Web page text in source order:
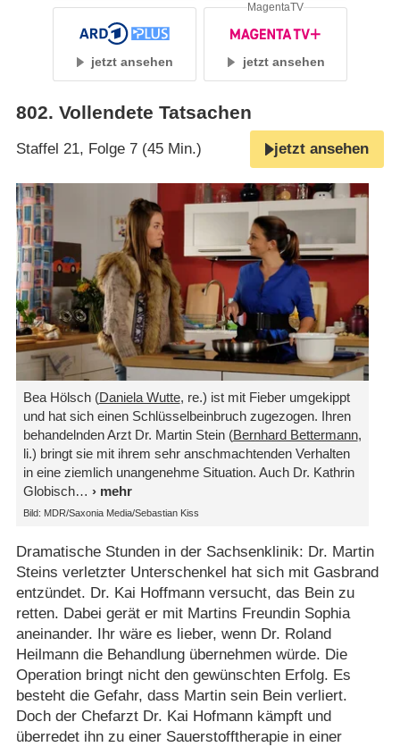
jetzt ansehen jetzt ansehen
MagentaTV
802. Vollendete Tatsachen
Staffel 21, Folge 7 (45 Min.) jetzt ansehen
Bea Hölsch (Daniela Wutte, re.) ist mit Fieber umgekippt
und hat sich einen Schlüsselbeinbruch zugezogen. Ihren
behandelnden Arzt Dr. Martin Stein (Bernhard Bettermann,
li.) bringt sie mit ihrem sehr anschmachtenden Verhalten
in eine ziemlich unangenehme Situation. Auch Dr. Kathrin
Globisch
Bild: MDR/Saxonia Media/Sebastian Kiss
Dramatische Stunden in der Sachsenklinik: Dr. Martin
Steins verletzter Unterschenkel hat sich mit Gasbrand
entzündet. Dr. Kai Hoffmann versucht, das Bein zu
retten. Dabei gerät er mit Martins Freundin Sophia
aneinander. Ihr wäre es lieber, wenn Dr. Roland
Heilmann die Behandlung übernehmen würde. Die
Operation bringt nicht den gewünschten Erfolg. Es
besteht die Gefahr, dass Martin sein Bein verliert.
Doch der Chefarzt Dr. Kai Hofmann kämpft und
überredet ihn zu einer Sauerstofftherapie in einer